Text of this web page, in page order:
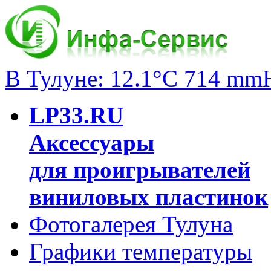
В Тулуне: 12.1°C 714
LP33.RU
Аксессуары
для проигрывателей
виниловых пластинок
Фотогалерея Тулуна
Графики температуры